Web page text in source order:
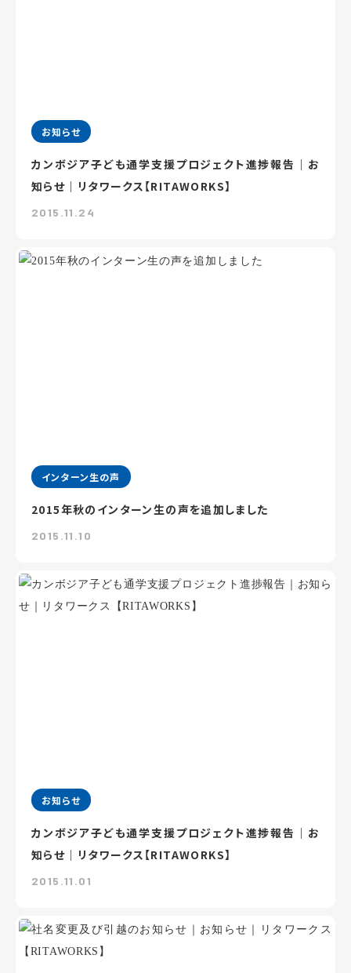
お知らせ
カンボジア子ども通学支援プロジェクト進捗報告｜お
知らせ｜リタワークス【RITAWORKS】
2015.11.24
インターン生の声
2015年秋のインターン生の声を追加しました
2015.11.10
お知らせ
カンボジア子ども通学支援プロジェクト進捗報告｜お
知らせ｜リタワークス【RITAWORKS】
2015.11.01